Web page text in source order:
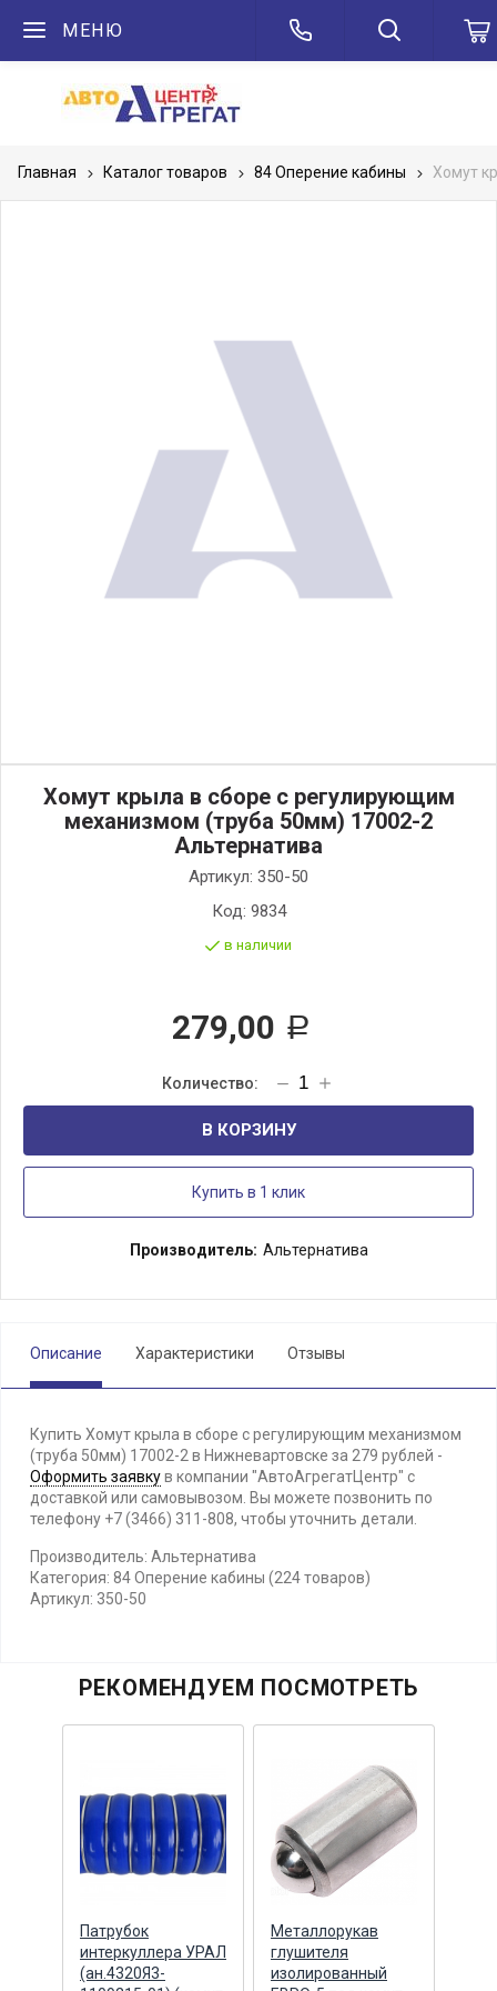
МЕНЮ
Главная Каталог товаров 84 Оперение кабины Хомут
Хомут крыла в сборе с регулирующим
механизмом (труба 50мм) 17002-2
Альтернатива
Артикул: 350-50
Код: 9834
в наличии
279,00 Р
В КОРЗИНУ
Купить в 1 клик
Производитель: Альтернатива
Описание Характеристики Отзывы
Купить Хомут крыла в сборе с регулирующим механизмом
(труба 50мм) 17002-2 в Нижневартовске за 279 рублей -
Оформить заявкув компании "АвтоАгрегатЦентр" с
доставкой или самовывозом. Вы можете позвонить по
телефону +7 (3466) 311-808, чтобы уточнить детали.
Производитель: Альтернатива
Категория: 84 Оперение кабины (224 товаров)
Артикул: 350-50
РЕКОМЕНДУЕМ ПОСМОТРЕТЬ
Патрубок
интеркуллера УРАЛ
(ан.4320Я3-
Металлорукав
глушителя
изолированный